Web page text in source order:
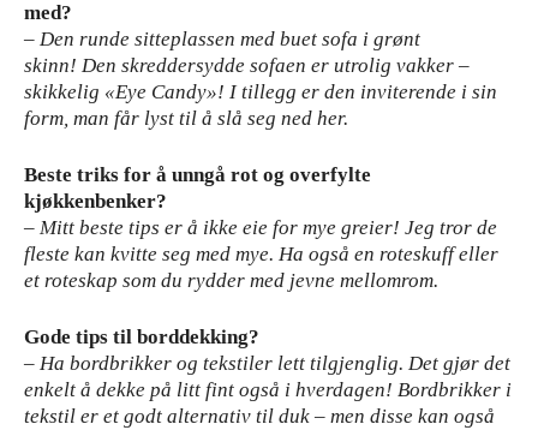
med?
– Den runde sitteplassen med buet sofa i grønt
skinn! Den skreddersydde sofaen er utrolig vakker –
skikkelig «Eye Candy»! I tillegg er den inviterende i sin
form, man får lyst til å slå seg ned her.
Beste triks for å unngå rot og overfylte
kjøkkenbenker?
– Mitt beste tips er å ikke eie for mye greier! Jeg tror de
fleste kan kvitte seg med mye. Ha også en roteskuff eller
et roteskap som du rydder med jevne mellomrom.
Gode tips til borddekking?
– Ha bordbrikker og tekstiler lett tilgjenglig. Det gjør det
enkelt å dekke på litt fint også i hverdagen! Bordbrikker i
tekstil er et godt alternativ til duk – men disse kan også